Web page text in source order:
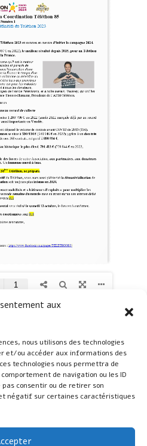
aux
nous utilisons des technologies
et/ou accéder aux informations des
technologies nous permettra de
de navigation ou les ID
consentir ou de retirer son
négatif sur certaines caractéristiques
du Téléthon
réseaux